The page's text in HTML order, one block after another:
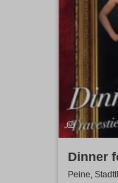
Dinner
Grand
Peine,